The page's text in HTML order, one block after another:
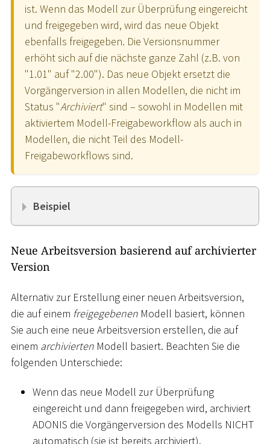
ist. Wenn das Modell zur Überprüfung eingereicht
und freigegeben wird, wird das neue Objekt
ebenfalls freigegeben. Die Versionsnummer
erhöht sich auf die nächste ganze Zahl (z.B. von
"1.01" auf "2.00"). Das neue Objekt ersetzt die
Vorgängerversion in allen Modellen, die nicht im
Status "Archiviert" sind – sowohl in Modellen mit
aktiviertem Modell-Freigabeworkflow als auch in
Modellen, die nicht Teil des Modell-
Freigabeworkflows sind.
Beispiel
Neue Arbeitsversion basierend auf archivierter
Version
Alternativ zur Erstellung einer neuen Arbeitsversion,
die auf einem freigegebenen Modell basiert, können
Sie auch eine neue Arbeitsversion erstellen, die auf
einem archivierten Modell basiert. Beachten Sie die
folgenden Unterschiede:
Wenn das neue Modell zur Überprüfung
eingereicht und dann freigegeben wird, archiviert
ADONIS die Vorgängerversion des Modells NICHT
automatisch (sie ist bereits archiviert).